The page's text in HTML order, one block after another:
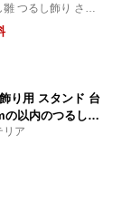
セット うさぎ だ
生日 雛祭り 桃の
つるし飾り さげ
り用 スタンド 台
の以内のつるし飾
ブラック 吊る
55cm 七五三 誕
リア